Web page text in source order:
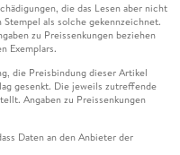
die das Lesen aber nicht
als solche gekennzeichnet.
zu Preissenkungen beziehen
Exemplars.
die Preisbindung dieser Artikel
gesenkt. Die jeweils zutreffende
Angaben zu Preissenkungen
Daten an den Anbieter der